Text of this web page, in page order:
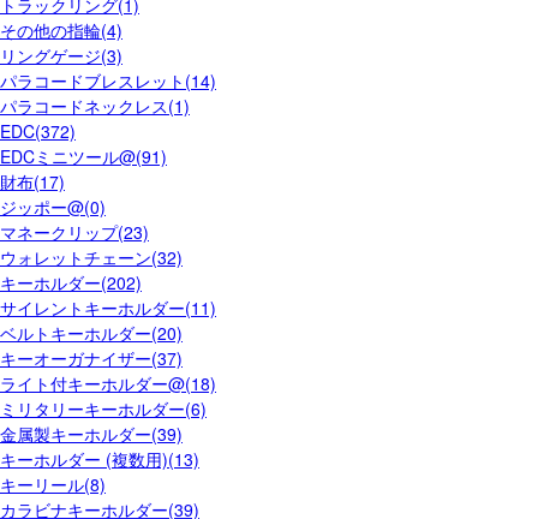
その他の指輪(4)
リングゲージ(3)
パラコードブレスレット(14)
パラコードネックレス(1)
EDC(372)
EDCミニツール@(91)
財布(17)
ジッポー@(0)
マネークリップ(23)
ウォレットチェーン(32)
キーホルダー(202)
サイレントキーホルダー(11)
ベルトキーホルダー(20)
キーオーガナイザー(37)
ライト付キーホルダー@(18)
ミリタリーキーホルダー(6)
金属製キーホルダー(39)
キーホルダー (複数用)(13)
キーリール(8)
カラビナキーホルダー(39)